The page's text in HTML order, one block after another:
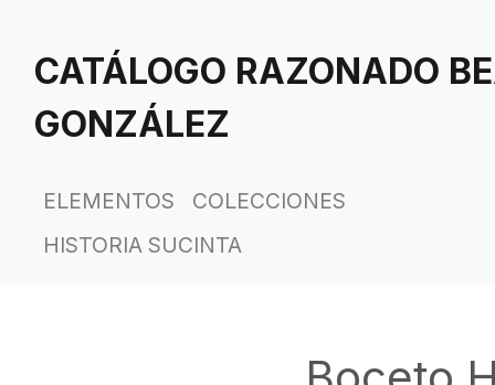
contenido
CATÁLOGO RAZONADO
GONZÁLEZ
ELEMENTOS
COLECCIONES
HISTORIA SUCINTA